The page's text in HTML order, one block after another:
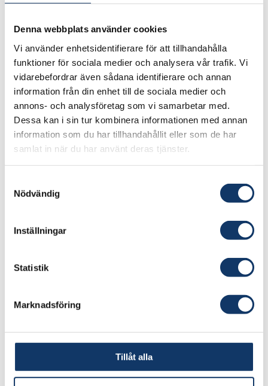
Denna webbplats använder cookies
Vi använder enhetsidentifierare för att tillhandahålla
funktioner för sociala medier och analysera vår trafik. Vi
vidarebefordrar även sådana identifierare och annan
information från din enhet till de sociala medier och
annons- och analysföretag som vi samarbetar med.
Dessa kan i sin tur kombinera informationen med annan
information som du har tillhandahållit eller som de har
samlat in när du har använt deras tjänster.
Nödvändig
Inställningar
Statistik
Marknadsföring
Tillåt alla
Responsible Researcher:
Anna Brunström, Anna Nordin
Visit Project Website
Projektet syftar till att använda nya lösningar
inom mobil kommunikation (5G/6G) för att
förbättra träningen. Med mobil teknik kan
patientsimulatorn fjärrstyras och användas
utanför klassrummet för att skapa mer realistiska
träningsscenarier, till exempel i en ambulans
eller vid en fiktiv olycksplats. Tekniken gör det
scenarierna på distans.
Lösningarna som ska demonstreras i projektet
utbildningen blir mer flexibel, autentisk och
ekonomiskt hållbar. Projektet är redan igång